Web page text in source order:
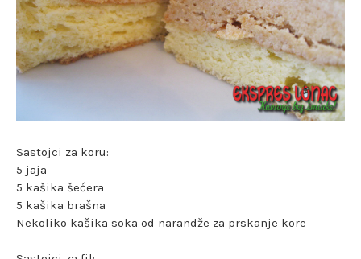
Sastojci za koru:
5 jaja
5 kašika šećera
5 kašika brašna
Nekoliko kašika soka od narandže za prskanje kore